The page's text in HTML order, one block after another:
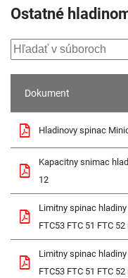
Ostatné
Dokument
Hladinovy spinac
Kapacitny snimac
12
Limitny spinac
FTC53 FTC 51 FTC 52
Limitny spinac
FTC53 FTC 51 FTC 52